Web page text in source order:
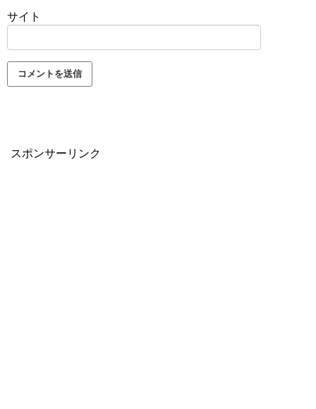
サイト
スポンサーリンク